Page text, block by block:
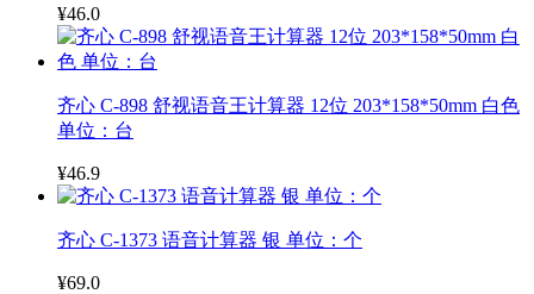
¥46.0
齐心 C-898 舒视语音王计算器 12位 203*158*50mm 白色
单位：台
¥46.9
齐心 C-1373 语音计算器 银 单位：个
¥69.0